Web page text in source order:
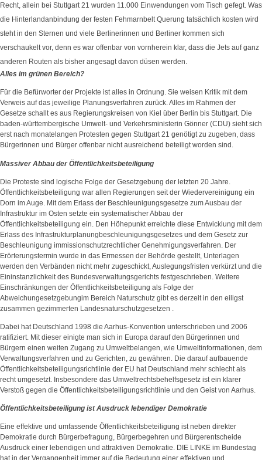
Recht, allein bei Stuttgart 21 wurden 11.000 Einwendungen vom Tisch gefegt. Was
die Hinterlandanbindung der festen Fehmarnbelt Querung tatsächlich kosten wird
steht in den Sternen und viele Berlinerinnen und Berliner kommen sich
verschaukelt vor, denn es war offenbar von vornherein klar, dass die Jets auf ganz
anderen Routen als bisher angesagt davon düsen werden.
Alles im grünen Bereich?
Für die Befürworter der Projekte ist alles in Ordnung. Sie weisen Kritik mit dem
Verweis auf das jeweilige Planungsverfahren zurück. Alles im Rahmen der
Gesetze schallt es aus Regierungskreisen von Kiel über Berlin bis Stuttgart. Die
baden-württembergische Umwelt- und Verkehrsministerin Gönner (CDU) sieht sich
erst nach monatelangen Protesten gegen Stuttgart 21 genötigt zu zugeben, dass
Bürgerinnen und Bürger offenbar nicht ausreichend beteiligt worden sind.
Massiver Abbau der Öffentlichkeitsbeteiligung
Die Proteste sind logische Folge der Gesetzgebung der letzten 20 Jahre.
Öffentlichkeitsbeteiligung war allen Regierungen seit der Wiedervereinigung ein
Dorn im Auge. Mit dem Erlass der Beschleunigungsgesetze zum Ausbau der
Infrastruktur im Osten setzte ein systematischer Abbau der
Öffentlichkeitsbeteiligung ein. Den Höhepunkt erreichte diese Entwicklung mit dem
Erlass des Infrastrukturplanungbeschleunigungsgesetzes und dem Gesetz zur
Beschleunigung immissionschutzrechtlicher Genehmigungsverfahren. Der
Erörterungstermin wurde in das Ermessen der Behörde gestellt, Unterlagen
werden den Verbänden nicht mehr zugeschickt, Auslegungsfristen verkürzt und die
Eininstanzlichkeit des Bundesverwaltungsgerichts festgeschrieben. Weitere
Einschränkungen der Öffentlichkeitsbeteiligung als Folge der
Abweichungesetzgebungim Bereich Naturschutz gibt es derzeit in den eiligst
zusammen gezimmerten Landesnaturschutzgesetzen .
Dabei hat Deutschland 1998 die Aarhus-Konvention unterschrieben und 2006
ratifiziert. Mit dieser einigte man sich in Europa darauf den Bürgerinnen und
Bürgern einen weiten Zugang zu Umweltbelangen, wie Umweltinformationen, dem
Verwaltungsverfahren und zu Gerichten, zu gewähren. Die darauf aufbauende
Öffentlichkeitsbeteiligungsrichtlinie der EU hat Deutschland mehr schlecht als
recht umgesetzt. Insbesondere das Umweltrechtsbehelfsgesetz ist ein klarer
Verstoß gegen die Öffentlichkeitsbeteiligungsrichtlinie und den Geist von Aarhus.
Öffentlichkeitsbeteiligung ist Ausdruck lebendiger Demokratie
Eine effektive und umfassende Öffentlichkeitsbeteiligung ist neben direkter
Demokratie durch Bürgerbefragung, Bürgerbegehren und Bürgerentscheide
Ausdruck einer lebendigen und attraktiven Demokratie. DIE LINKE im Bundestag